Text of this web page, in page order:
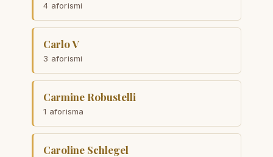
4 aforismi
Carlo V
3 aforismi
Carmine Robustelli
1 aforisma
Caroline Schlegel